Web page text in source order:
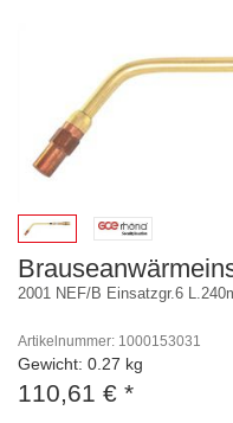
2001 NEF/B Einsatzgr.6
Artikelnummer: 1000153031
Gewicht: 0.27 kg
110,61 € *